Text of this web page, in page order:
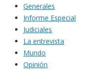
Generales
Informe Especial
Judiciales
La entrevista
Mundo
Opinión